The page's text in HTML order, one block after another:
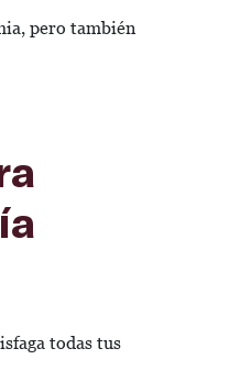
pero también
todas tus